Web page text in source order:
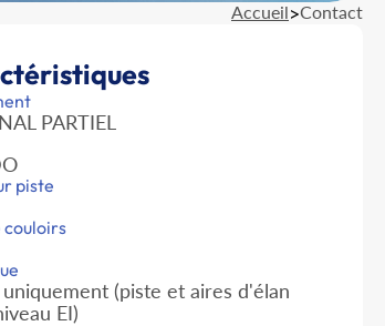
Accueil>Contact
PARTIEL
piste
couloirs
(piste et aires d'élan
EI)